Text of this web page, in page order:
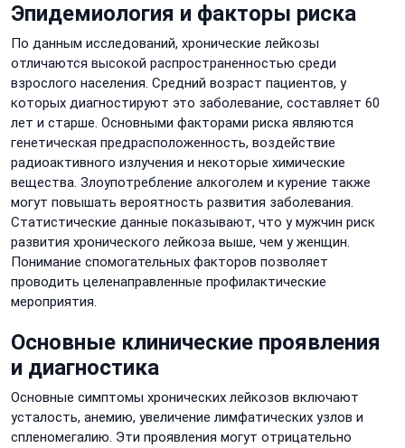
Эпидемиология и факторы риска
По данным исследований, хронические лейкозы
отличаются высокой распространенностью среди
взрослого населения. Средний возраст пациентов, у
которых диагностируют это заболевание, составляет 60
лет и старше. Основными факторами риска являются
генетическая предрасположенность, воздействие
радиоактивного излучения и некоторые химические
вещества. Злоупотребление алкоголем и курение также
могут повышать вероятность развития заболевания.
Статистические данные показывают, что у мужчин риск
развития хронического лейкоза выше, чем у женщин.
Понимание спомогательных факторов позволяет
проводить целенаправленные профилактические
мероприятия.
Основные клинические проявления
и диагностика
Основные симптомы хронических лейкозов включают
усталость, анемию, увеличение лимфатических узлов и
спленомегалию. Эти проявления могут отрицательно